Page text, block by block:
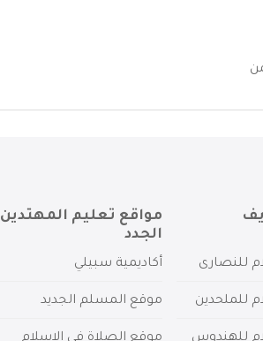
للنصارى
للملحدين
مواقع تعليم المهتدين
الجدد
أكاديمية سبيلي
موقع المسلم الجديد